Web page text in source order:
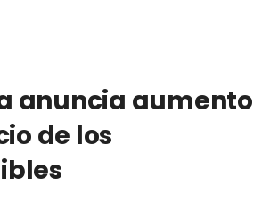
anuncia aumento
de los